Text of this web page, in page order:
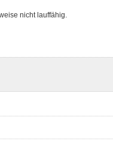
nicht lauffähig.